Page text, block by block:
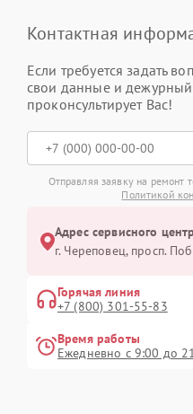
Контактная
Если требуется задать
свои данные и дежурный
проконсультирует Вас!
Отправляя заявку на ремонт
Политикой
Адрес сервисного
г. Череповец, просп.
Горячая линия
+7 (800) 301-55-83
Время работы
Ежедневно с 9:00 до